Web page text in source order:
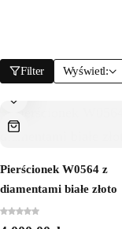
Filter Wyświetl:
Pierścionek W0564 z
diamentami białe złoto